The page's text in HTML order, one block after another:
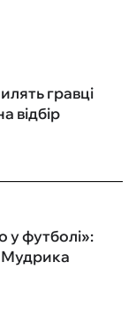
гравці
відбір
у футболі»:
Мудрика